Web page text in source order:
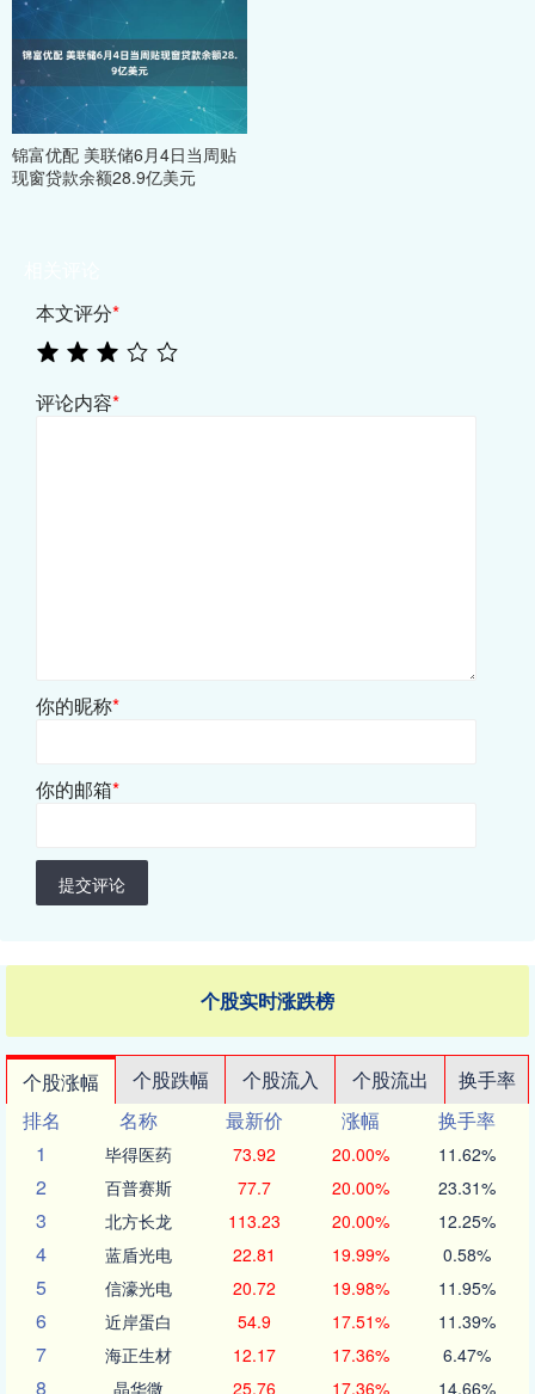
锦富优配 美联储6月4日当周贴
现窗贷款余额28.9亿美元
本文评分*
评论内容*
你的昵称*
你的邮箱*
提交评论
个股实时涨跌榜
个股涨幅 个股跌幅 个股流入 个股流出
换手率
排名
名称 最新价 涨幅
换手率
1
毕得医药 73.92 20.00% 11.62%
2 百普赛斯 77.7 20.00% 23.31%
3 北方长龙 113.23 20.00% 12.25%
4 蓝盾光电 22.81 19.99% 0.58%
5 信濠光电 20.72 19.98% 11.95%
6 近岸蛋白 54.9 17.51% 11.39%
7 海正生材 12.17 17.36% 6.47%
8 晶华微 25.76 17.36% 14.66%